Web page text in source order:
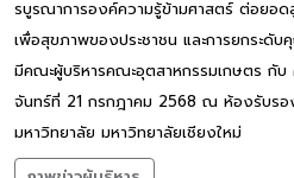
รบูรณาการองค์ความรู้ข้ามศาสตร์ ต่อยอด
เพื่อสุขภาพของประชาชน และการยกระ
มีคณะผู้บริหารคณะอุตสาหกรรมเกษตร กั
จันทร์ที่ 21 กรกฎาคม 2568 ณ ห้องรับรอ
มหาวิทยาลัย มหาวิทยาลัยเชียงใหม่